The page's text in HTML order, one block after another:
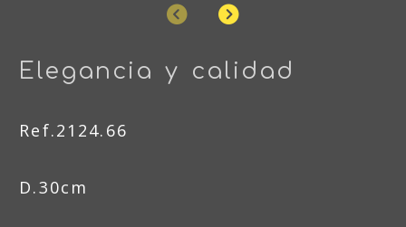
AnteriorSiguiente
Elegancia y calidad
Ref.2124.66
D.30cm